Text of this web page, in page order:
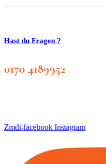
Hast du Fragen ?
0170 4189952
Zmdi-facebook Instagram